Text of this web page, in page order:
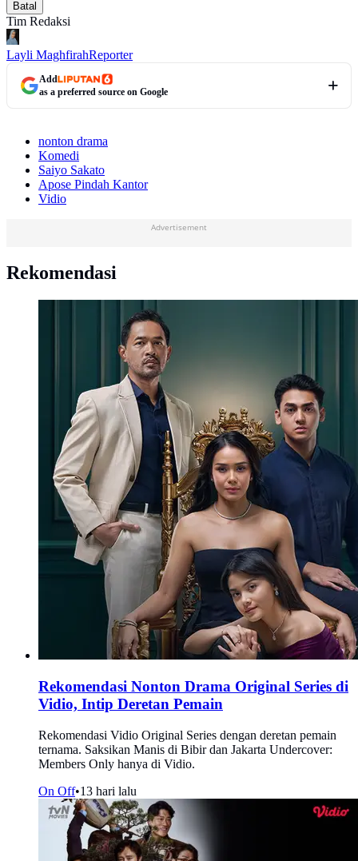
Batal
Tim Redaksi
Layli MaghfirahReporter
Add
as a preferred source on Google
nonton drama
Komedi
Saiyo Sakato
Apose Pindah Kantor
Vidio
Advertisement
Rekomendasi
Rekomendasi Nonton Drama Original Series di
Vidio, Intip Deretan Pemain
Rekomendasi Vidio Original Series dengan deretan pemain
ternama. Saksikan Manis di Bibir dan Jakarta Undercover:
Members Only hanya di Vidio.
On Off•13 hari lalu